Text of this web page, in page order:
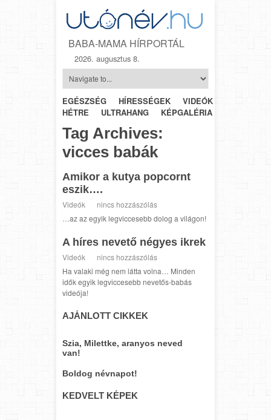
BABA-MAMA HÍRPORTÁL
2026. augusztus 8.
EGÉSZSÉG HÍRESSÉGEK VIDEÓK
HÉTRŐL-
HÉTRE
ULTRAHANG KÉPGALÉRIA
Tag Archives:
vicces babák
Amikor a kutya popcornt
eszik….
Videók
nincs hozzászólás
…az az egyik legviccesebb dolog a világon!
A híres nevető négyes ikrek
Videók
nincs hozzászólás
Ha valaki még nem látta volna… Minden
idők egyik legviccesebb nevetős-babás
videója!
AJÁNLOTT CIKKEK
Szia, Milettke, aranyos neved
van!
Boldog névnapot!
KEDVELT KÉPEK